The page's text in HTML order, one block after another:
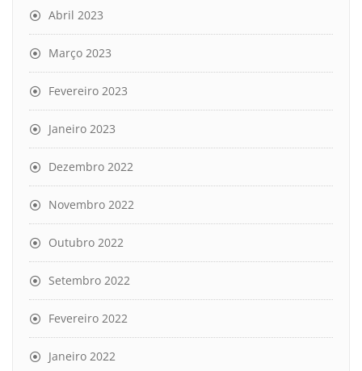
Abril 2023
Março 2023
Fevereiro 2023
Janeiro 2023
Dezembro 2022
Novembro 2022
Outubro 2022
Setembro 2022
Fevereiro 2022
Janeiro 2022